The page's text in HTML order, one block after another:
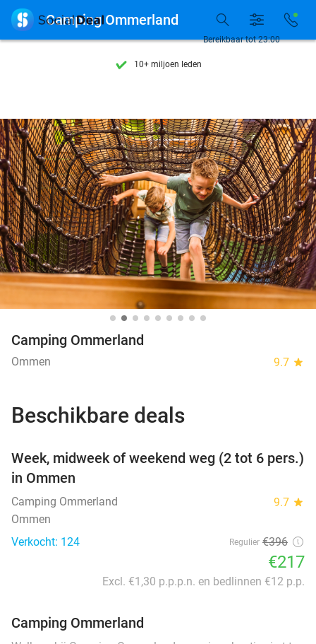
7 dagen per week beschikbaar
10+ miljoen leden
7 dagen per week beschikbaar
10+ miljoen leden
Bereikbaar tot 23:00
 Camping Ommerland
Camping Ommerland
Ommen 9.7 star
Beschikbare deals
Week, midweek of weekend weg (2 tot 6 pers.)
in Ommen
Camping Ommerland 9.7 star
Ommen
Verkocht: 124
Regulier €396
€217
Excl. €1,30 p.p.p.n. en bedlinnen €12 p.p.
Camping Ommerland